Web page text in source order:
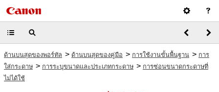
ด้านบนสุดของพอร์ทัล > ด้านบนสุดของคู่มือ > การใช้งานขั้นพื้นฐาน > การ
ใส่กระดาษ > การระบุขนาดและประเภทกระดาษ > การซ่อนขนาดกระดาษที่
ไม่ได้ใช้